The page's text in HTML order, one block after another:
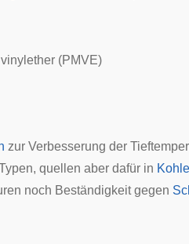
(PMVE)
zur Verbesserung der
quellen aber dafür in
noch Beständigkeit gegen